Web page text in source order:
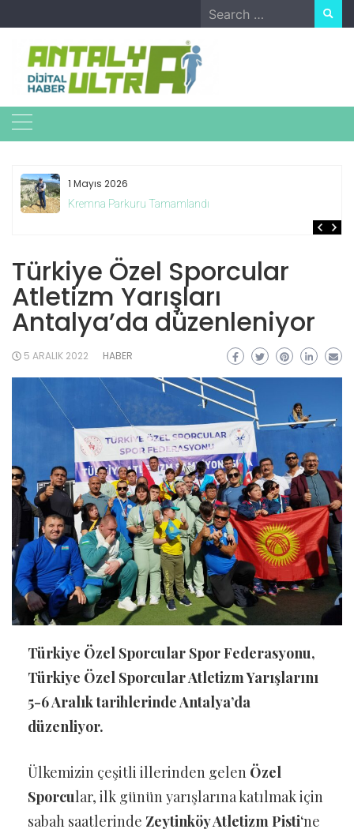
to
content
Search
for:
1 Mayıs 2026
Kremna Parkuru Tamamlandı
Türkiye Özel Sporcular
Atletizm Yarışları
Antalya’da düzenleniyor
5 ARALIK 2022 HABER
Türkiye Özel Sporcular Spor Federasyonu,
Türkiye Özel Sporcular Atletizm Yarışlarını
5-6 Aralık tarihlerinde Antalya’da
düzenliyor.
Ülkemizin çeşitli illerinden gelen Özel
Sporcular, ilk günün yarışlarına katılmak için
sabah saatlerinde Zeytinköy Atletizm Pisti‘ne